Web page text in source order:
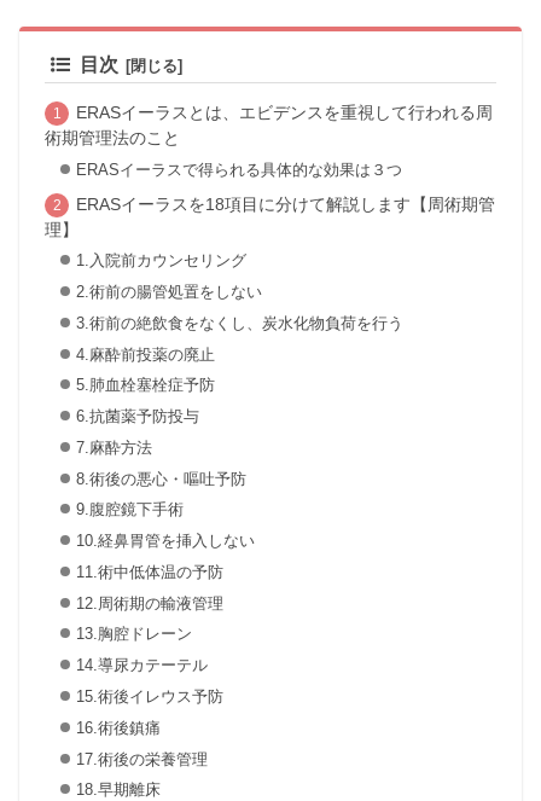
目次
ERASイーラスとは、エビデンスを重視して行われる周
術期管理法のこと
ERASイーラスで得られる具体的な効果は３つ
ERASイーラスを18項目に分けて解説します【周術期管
理】
1.入院前カウンセリング
2.術前の腸管処置をしない
3.術前の絶飲食をなくし、炭水化物負荷を行う
4.麻酔前投薬の廃止
5.肺血栓塞栓症予防
6.抗菌薬予防投与
7.麻酔方法
8.術後の悪心・嘔吐予防
9.腹腔鏡下手術
10.経鼻胃管を挿入しない
11.術中低体温の予防
12.周術期の輸液管理
13.胸腔ドレーン
14.導尿カテーテル
15.術後イレウス予防
16.術後鎮痛
17.術後の栄養管理
18.早期離床